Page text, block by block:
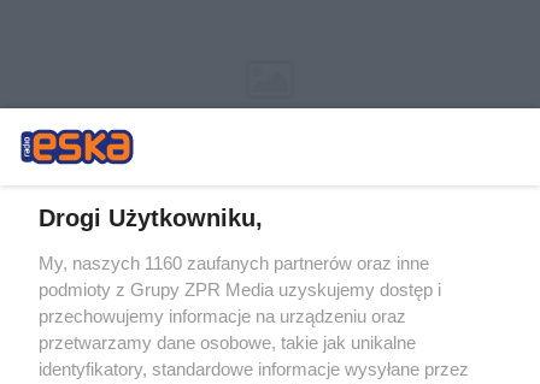
Drogi Użytkowniku,
My, naszych 1160 zaufanych partnerów oraz inne
podmioty z Grupy ZPR Media uzyskujemy dostęp i
przechowujemy informacje na urządzeniu oraz
przetwarzamy dane osobowe, takie jak unikalne
identyfikatory, standardowe informacje wysyłane przez